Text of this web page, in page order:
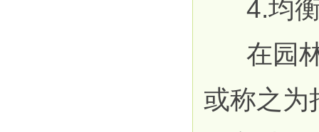
4.均衡
在园林
或称之为